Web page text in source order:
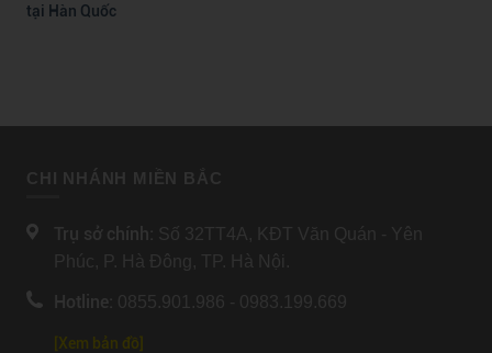
tại Hàn Quốc
CHI NHÁNH MIỀN BẮC
Trụ sở chính: Số 32TT4A, KĐT Văn Quán - Yên
Phúc, P. Hà Đông, TP. Hà Nội.
Hotline: 0855.901.986 - 0983.199.669
[Xem bản đồ]